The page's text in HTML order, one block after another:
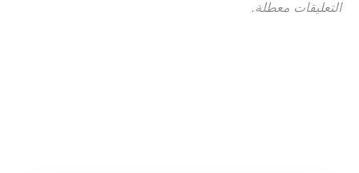
التعليقات معطلة.